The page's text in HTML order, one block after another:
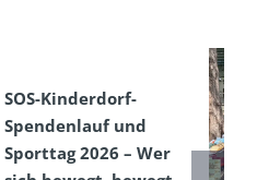
SOS-Kinderdorf-
Spendenlauf und
Sporttag 2026 – Wer